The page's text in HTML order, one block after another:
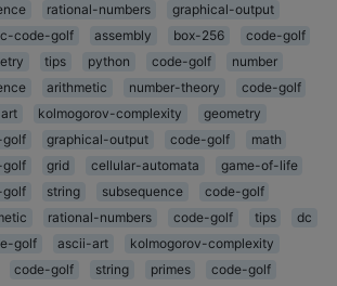
rational-numbers
graphical-output
code-golf
assembly box-256
code-golf
tips python code-golf
number
arithmetic number-theory
code-golf
kolmogorov-complexity
geometry
graphical-output code-golf
math
grid cellular-automata
game-of-life
string subsequence
code-golf
rational-numbers code-golf tips
dc
golf
ascii-art
kolmogorov-complexity
code-golf string primes
code-golf